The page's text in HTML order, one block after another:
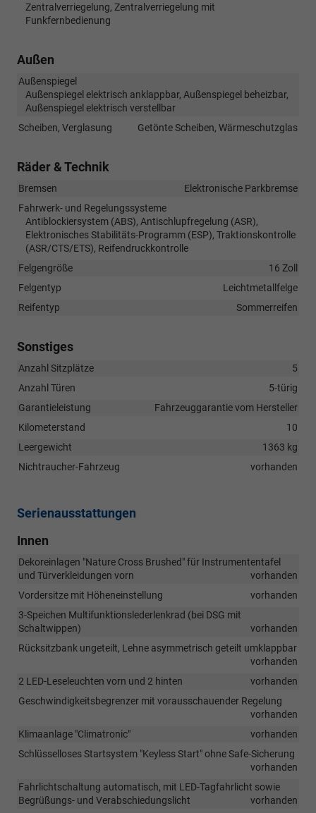
Zentralverriegelung, Zentralverriegelung mit
Funkfernbedienung
Außen
Außenspiegel
Außenspiegel elektrisch anklappbar, Außenspiegel beheizbar,
Außenspiegel elektrisch verstellbar
Scheiben, Verglasung
Getönte Scheiben, Wärmeschutzglas
Räder & Technik
Bremsen
Elektronische Parkbremse
Fahrwerk- und Regelungssysteme
Antiblockiersystem (ABS), Antischlupfregelung (ASR),
Elektronisches Stabilitäts-Programm (ESP), Traktionskontrolle
(ASR/CTS/ETS), Reifendruckkontrolle
Felgengröße
16 Zoll
Felgentyp
Leichtmetallfelge
Reifentyp
Sommerreifen
Sonstiges
Anzahl Sitzplätze
5
Anzahl Türen
5-türig
Garantieleistung
Fahrzeuggarantie vom Hersteller
Kilometerstand
10
Leergewicht
1363 kg
Nichtraucher-Fahrzeug
vorhanden
Serienausstattungen
Innen
Dekoreinlagen "Nature Cross Brushed" für Instrumententafel
und Türverkleidungen vorn
vorhanden
Vordersitze mit Höheneinstellung
vorhanden
3-Speichen Multifunktionslederlenkrad (bei DSG mit
Schaltwippen)
vorhanden
Rücksitzbank ungeteilt, Lehne asymmetrisch geteilt umklappbar
vorhanden
2 LED-Leseleuchten vorn und 2 hinten
vorhanden
Geschwindigkeitsbegrenzer mit vorausschauender Regelung
vorhanden
Klimaanlage "Climatronic"
vorhanden
Schlüsselloses Startsystem "Keyless Start" ohne Safe-Sicherung
vorhanden
Fahrlichtschaltung automatisch, mit LED-Tagfahrlicht sowie
Begrüßungs- und Verabschiedungslicht
vorhanden